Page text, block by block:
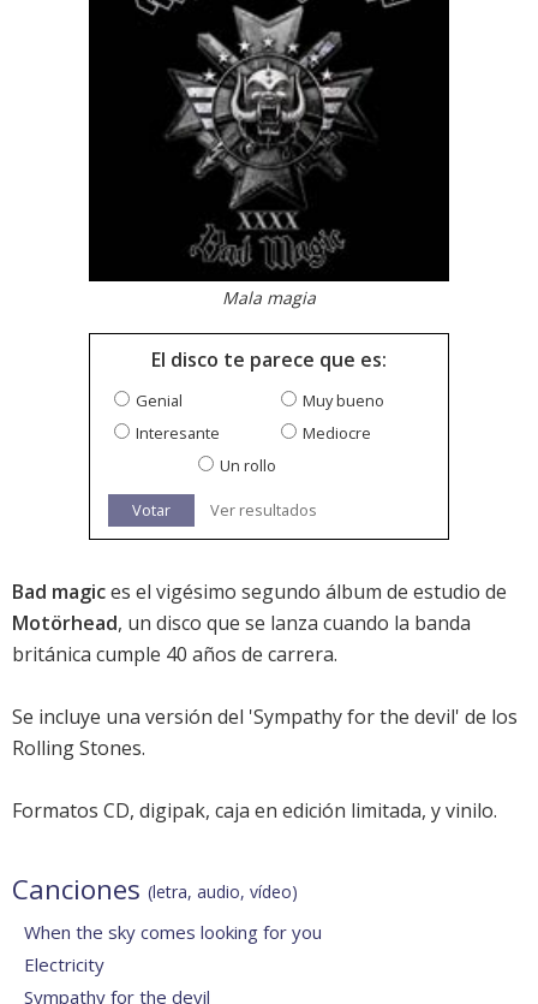
Mala magia
El disco te parece que es:
Genial
Muy bueno
Interesante
Mediocre
Un rollo
Votar Ver resultados
Bad magices el vigésimo segundo álbum de estudio de
Motörhead, un disco que se lanza cuando la banda
británica cumple 40 años de carrera.
Se incluye una versión del 'Sympathy for the devil' de los
Rolling Stones.
Formatos CD, digipak, caja en edición limitada, y vinilo.
Canciones (letra, audio, vídeo)
When the sky comes looking for you
Electricity
Sympathy for the devil